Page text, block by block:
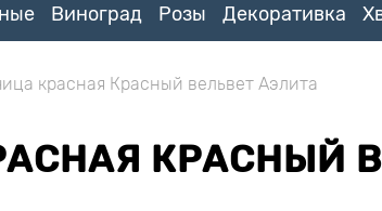
Виноград Розы Декоративка
красная Красный вельвет Аэлита
КРАСНЫЙ